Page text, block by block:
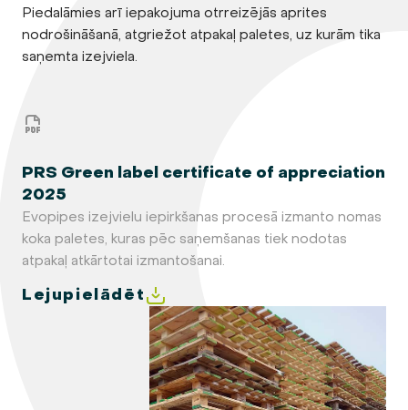
Piedalāmies arī iepakojuma otrreizējās aprites
nodrošināšanā, atgriežot atpakaļ paletes, uz kurām tika
saņemta izejviela.
PRS Green label certificate of appreciation
2025
Evopipes izejvielu iepirkšanas procesā izmanto nomas
koka paletes, kuras pēc saņemšanas tiek nodotas
atpakaļ atkārtotai izmantošanai.
Lejupielādēt